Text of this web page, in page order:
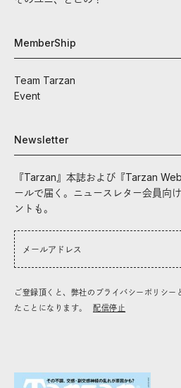
MemberShip
Team Tarzan
Event
Newsletter
『Tarzan』本誌および『Tarzan
ールで届く。ニュースレター会員向
ントも。
ご登録頂くと、弊社のプライバシーポリシ
たことになります。
配信停止